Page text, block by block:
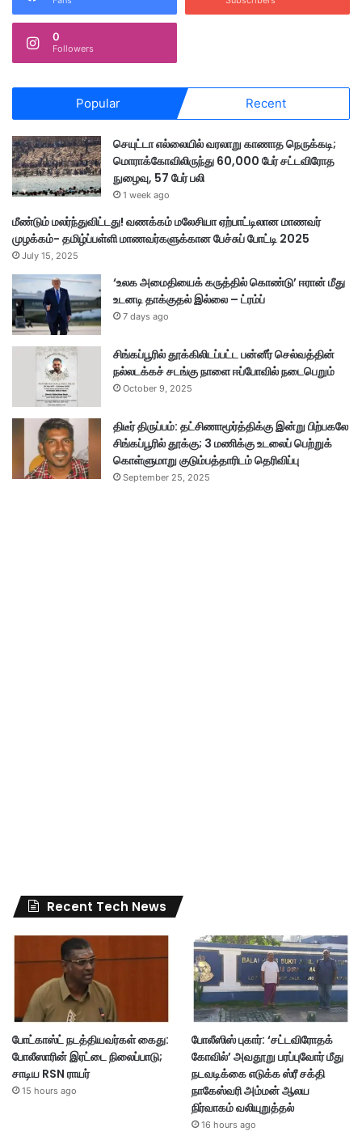
0
Followers
Popular Recent
செயுட்டா எல்லையில் வரலாறு காணாத நெருக்கடி;
மொராக்கோவிலிருந்து 60,000 பேர் சட்டவிரோத
நுழைவு, 57 பேர் பலி
1 week ago
மீண்டும் மலர்ந்துவிட்டது! வணக்கம் மலேசியா ஏற்பாட்டிலான மாணவர்
முழக்கம்- தமிழ்ப்பள்ளி மாணவர்களுக்கான பேச்சுப் போட்டி 2025
July 15, 2025
‘உலக அமைதியைக் கருத்தில் கொண்டு’ ஈரான் மீது
உடனடி தாக்குதல் இல்லை – ட்ரம்ப்
7 days ago
சிங்கப்பூரில் தூக்கிலிடப்பட்ட பன்னீர் செல்வத்தின்
நல்லடக்கச் சடங்கு நாளை ஈப்போவில் நடைபெறும்
October 9, 2025
திடீர் திருப்பம்: தட்சிணாமூர்த்திக்கு இன்று பிற்பகலே
சிங்கப்பூரில் தூக்கு; 3 மணிக்கு உடலைப் பெற்றுக்
கொள்ளுமாறு குடும்பத்தாரிடம் தெரிவிப்பு
September 25, 2025
Recent Tech News
போட்காஸ்ட் நடத்தியவர்கள் கைது:
போலீஸாரின் இரட்டை நிலைப்பாடு;
சாடிய RSN ராயர்
15 hours ago
போலீஸிஸ் புகார்: ‘சட்டவிரோதக்
கோவில்’ அவதூறு பரப்புவோர் மீது
நடவடிக்கை எடுக்க ஸ்ரீ சக்தி
நாகேஸ்வரி அம்மன் ஆலய
நிர்வாகம் வலியுறுத்தல்
16 hours ago